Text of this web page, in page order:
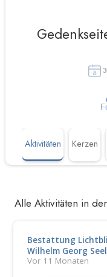
Aktivitäten Kerzen
Alle Aktivitäten in
Bestattung
Wilhelm Georg
Vor 11 Monaten